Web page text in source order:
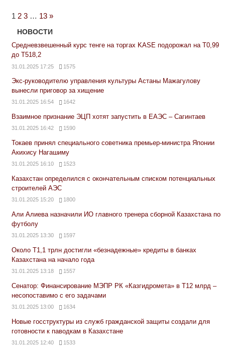
1 2 3 … 13 Next
Posts
»
НОВОСТИ
Средневзвешенный курс тенге на торгах KASE подорожал на Т0,99
до Т518,2
31.01.2025 17:25 1575
Экс-руководителю управления культуры Астаны Мажагулову
вынесли приговор за хищение
31.01.2025 16:54 1642
Взаимное признание ЭЦП хотят запустить в ЕАЭС – Сагинтаев
31.01.2025 16:42 1590
Токаев принял специального советника премьер-министра Японии
Акихису Нагашиму
31.01.2025 16:10 1523
Казахстан определился с окончательным списком потенциальных
строителей АЭС
31.01.2025 15:20 1800
Али Алиева назначили ИО главного тренера сборной Казахстана по
футболу
31.01.2025 13:30 1597
Около Т1,1 трлн достигли «безнадежные» кредиты в банках
Казахстана на начало года
31.01.2025 13:18 1557
Сенатор: Финансирование МЭПР РК «Казгидромета» в Т12 млрд –
несопоставимо с его задачами
31.01.2025 13:00 1634
Новые госструктуры из служб гражданской защиты создали для
готовности к паводкам в Казахстане
31.01.2025 12:40 1533